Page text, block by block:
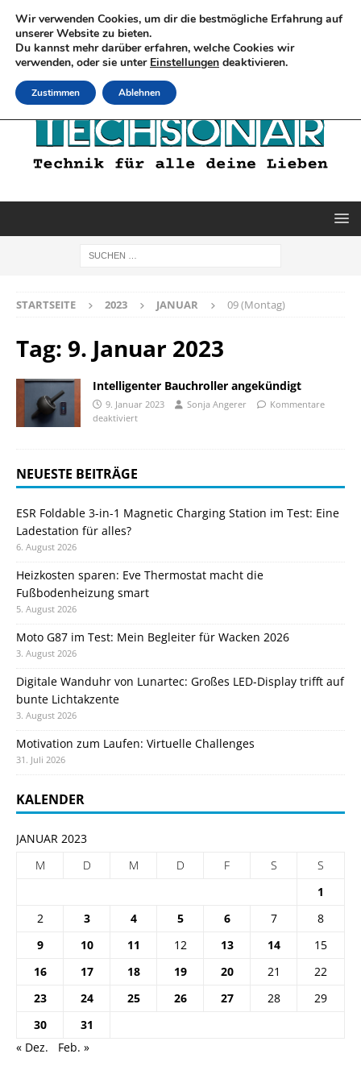
STARTSEITE 2023 JANUAR 09 (Montag)
Tag: 9. Januar 2023
Intelligenter Bauchroller angekündigt
9. Januar 2023 Sonja Angerer
Kommentare
deaktiviert
NEUESTE BEITRÄGE
ESR Foldable 3-in-1 Magnetic Charging Station im Test: Eine
Ladestation für alles?
6. August 2026
Heizkosten sparen: Eve Thermostat macht die
Fußbodenheizung smart
5. August 2026
Moto G87 im Test: Mein Begleiter für Wacken 2026
3. August 2026
Digitale Wanduhr von Lunartec: Großes LED-Display trifft auf
bunte Lichtakzente
3. August 2026
Motivation zum Laufen: Virtuelle Challenges
31. Juli 2026
KALENDER
JANUAR 2023
M
D M D F S
S
1
2
3 4 5 6 7
8
9
10 11 12 13 14
15
16
17 18 19 20 21
22
23
24 25 26 27 28
29
30
31
« Dez.
Feb. »
Wir verwenden Cookies, um dir die bestmögliche Erfahrung auf
unserer Website zu bieten.
Du kannst mehr darüber erfahren, welche Cookies wir
verwenden, oder sie unter Einstellungen deaktivieren.
Zustimmen Ablehnen